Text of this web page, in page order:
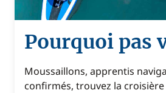
Pourquoi pas
Moussaillons, apprentis
confirmés, trouvez la